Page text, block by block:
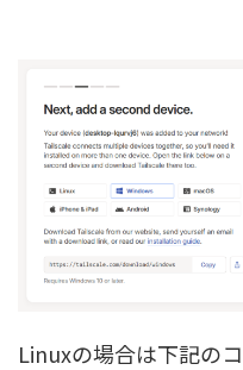
Linuxの場合は下記の